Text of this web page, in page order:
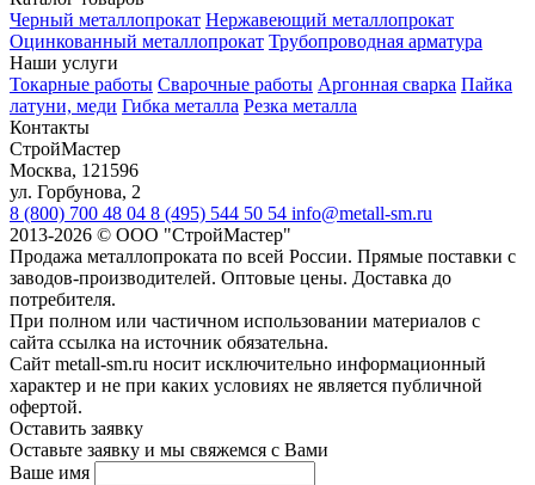
Черный металлопрокат Нержавеющий металлопрокат
Оцинкованный металлопрокат Трубопроводная арматура
Наши услуги
Токарные работы Сварочные работы Аргонная сварка Пайка
латуни, меди Гибка металла Резка металла
Контакты
СтройМастер
Москва, 121596
ул. Горбунова, 2
8 (800) 700 48 04 8 (495) 544 50 54 info@metall-sm.ru
2013-2026 © ООО "СтройМастер"
Продажа металлопроката по всей России. Прямые поставки с
заводов-производителей. Оптовые цены. Доставка до
потребителя.
При полном или частичном использовании материалов с
сайта ссылка на источник обязательна.
Сайт metall-sm.ru носит исключительно информационный
характер и не при каких условиях не является публичной
офертой.
Оставить заявку
Оставьте заявку и мы свяжемся с Вами
Ваше имя